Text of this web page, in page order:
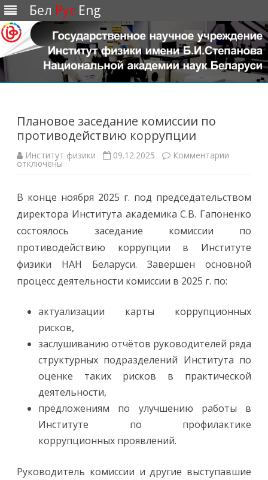
Бел Рус Eng
Плановое заседание комиссии по
противодействию коррупции
Институт физики 09.12.2025 Комментарии
с
П
о
о
д
и
е
к
о
м
и
и
и
п
о
и
отключены
В конце ноября 2025 г. под председательством
директора Института академика С.В. Гапоненко
состоялось заседание комиссии по
противодействию коррупции в Институте
физики НАН Беларуси. Завершен основной
процесс деятельности комиссии в 2025 г. по:
актуализации карты коррупционных
рисков,
заслушиванию отчётов руководителей ряда
структурных подразделений Института по
оценке таких рисков в практической
деятельности,
предложениям по улучшению работы в
Институте по профилактике
коррупционных проявлений.
Руководитель комиссии и другие выступавшие